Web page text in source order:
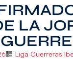
LA
Liga Guerreras